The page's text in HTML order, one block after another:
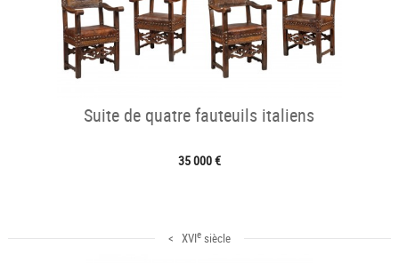
Suite de quatre fauteuils italiens
35 000 €
< XVIesiècle